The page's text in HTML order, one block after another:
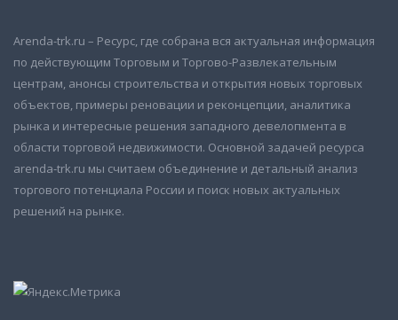
Arenda-trk.ru – Ресурс, где собрана вся актуальная информация
по действующим Торговым и Торгово-Развлекательным
центрам, анонсы строительства и открытия новых торговых
объектов, примеры реновации и реконцепции, аналитика
рынка и интересные решения западного девелопмента в
области торговой недвижимости. Основной задачей ресурса
arenda-trk.ru мы считаем объединение и детальный анализ
торгового потенциала России и поиск новых актуальных
решений на рынке.